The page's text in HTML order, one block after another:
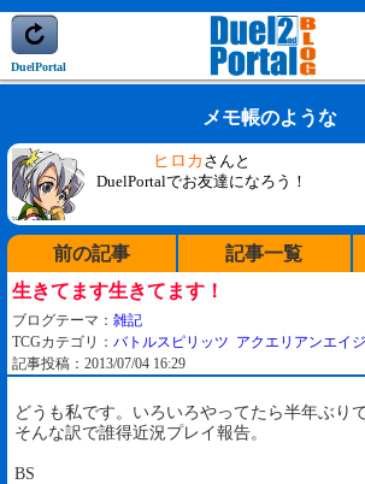
DuelPortal
メモ帳のような
ヒロカ さんと
DuelPortalでお友達になろう！
前の記事 記事一覧
生きてます生きてます！
ブログテーマ： 雑記
TCGカテゴリ： バトルスピリッツ アクエリアンエイジ
記事投稿：2013/07/04 16:29
どうも私です。いろいろやってたら半年ぶり
そんな訳で誰得近況プレイ報告。
BS